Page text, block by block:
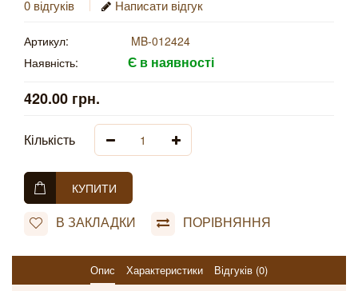
0 відгуків Написати відгук
Артикул:
MB-012424
Наявність:
Є в наявності
420.00 грн.
Кількість
КУПИТИ
В ЗАКЛАДКИ ПОРІВНЯННЯ
Опис Характеристики Відгуків (0)